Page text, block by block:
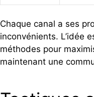
Chaque canal a ses
inconvénients. L’idée
méthodes pour
maintenant une